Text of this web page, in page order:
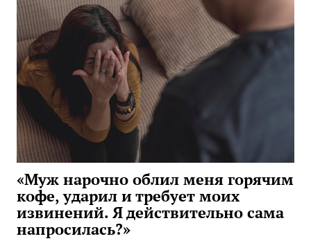
«Муж нарочно облил меня горячим
кофе, ударил и требует моих
извинений. Я действительно сама
напросилась?»